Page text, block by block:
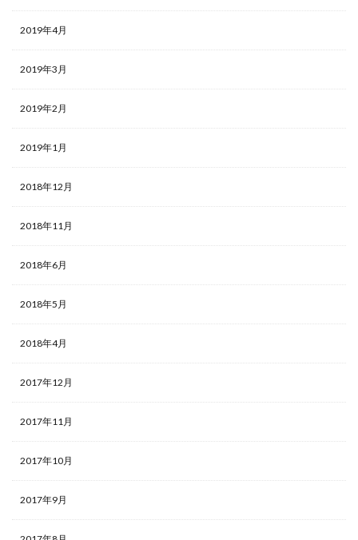
2019年4月
2019年3月
2019年2月
2019年1月
2018年12月
2018年11月
2018年6月
2018年5月
2018年4月
2017年12月
2017年11月
2017年10月
2017年9月